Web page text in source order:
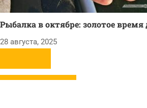
Рыбалка в октябре: золотое
28 августа, 2025